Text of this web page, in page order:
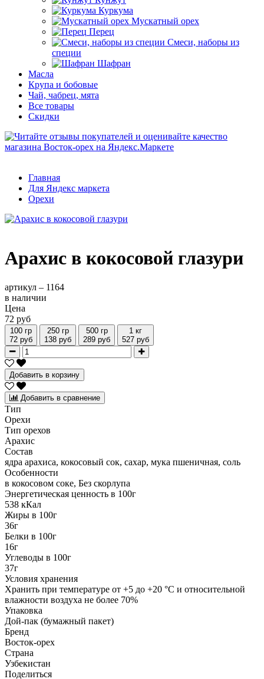
Куркума
Мускатный орех
Перец
Смеси, наборы из
специи
Шафран
Масла
Крупа и бобовые
Чай, чабрец, мята
Все товары
Скидки
Главная
Для Яндекс маркета
Орехи
Арахис в кокосовой глазури
артикул – 1164
в наличии
Цена
72 руб
100 гр
72 руб
250 гр
138 руб
500 гр
289 руб
1 кг
527 руб
Добавить в корзину
Добавить в сравнение
Тип
Орехи
Тип орехов
Арахис
Состав
ядра арахиса, кокосовый сок, сахар, мука пшеничная, соль
Особенности
в кокосовом соке, Без скорлупа
Энергетическая ценность в 100г
538 кКал
Жиры в 100г
36г
Белки в 100г
16г
Углеводы в 100г
37г
Условия хранения
Хранить при температуре от +5 до +20 °C и относительной
влажности воздуха не более 70%
Упаковка
Дой-пак (бумажный пакет)
Бренд
Восток-орех
Страна
Узбекистан
Поделиться